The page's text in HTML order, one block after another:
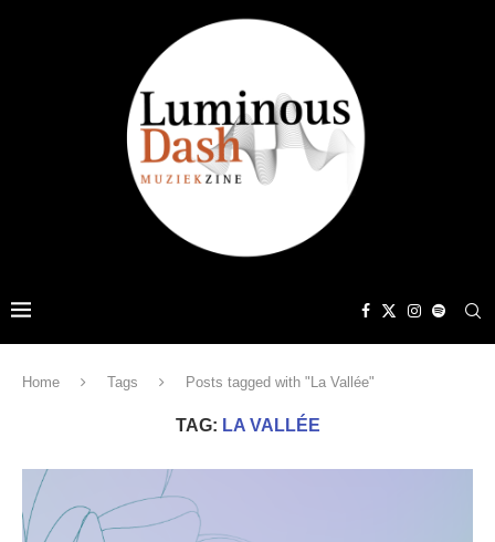
Home Tags Posts tagged with "La Vallée"
TAG: LA VALLÉE